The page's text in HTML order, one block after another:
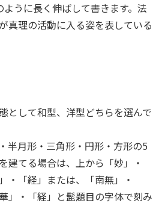
うに長く伸ばして書きます。法
真理の活動に入る姿を表している
として和型、洋型どちらを選んで
半月形・三角形・円形・方形の5
建てる場合は、上から「妙」・
・「経」または、「南無」・
」・「経」と髭題目の字体で刻み